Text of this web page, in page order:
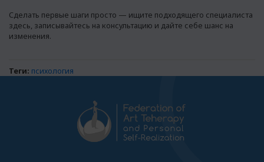
Сделать первые шаги просто — ищите подходящего специалиста
здесь, записывайтесь на консультацию и дайте себе шанс на
изменения.
Теги: психология